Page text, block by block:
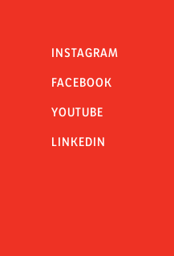
INSTAGRAM
FACEBOOK
YOUTUBE
LINKEDIN